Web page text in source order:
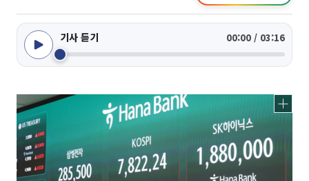
기사 듣기 00:00 / 03:16